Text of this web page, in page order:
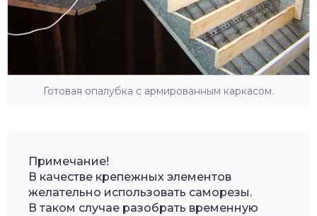
Готовая опалубка с армированным каркасом.
Примечание!
В качестве крепежных элементов
желательно использовать саморезы.
В таком случае разобрать временную